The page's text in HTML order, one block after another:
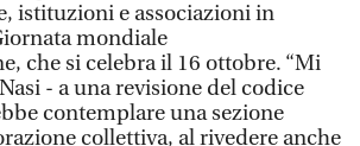
istituzioni e associazioni in
mondiale
che si celebra il 16 ottobre. “Mi
- a una revisione del codice
contemplare una sezione
collettiva, al rivedere anche